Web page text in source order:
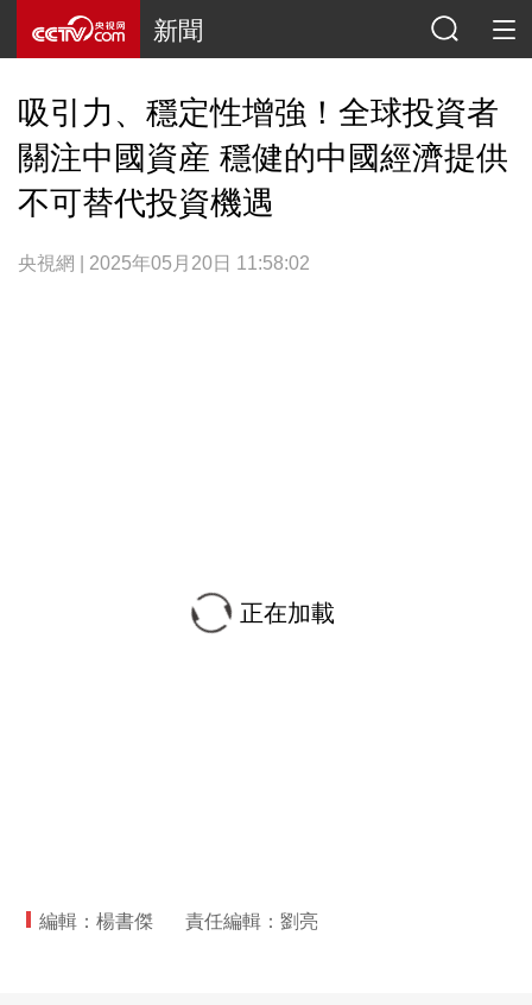
新聞
吸引力、穩定性增強！全球投資者
關注中國資産 穩健的中國經濟提供
不可替代投資機遇
央視網 | 2025年05月20日 11:58:02
正在加載
編輯：楊書傑 責任編輯：劉亮